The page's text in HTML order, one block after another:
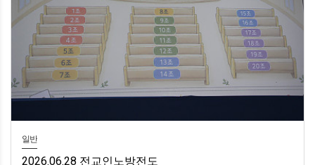
일반
2026.06.28 전교인노방전도